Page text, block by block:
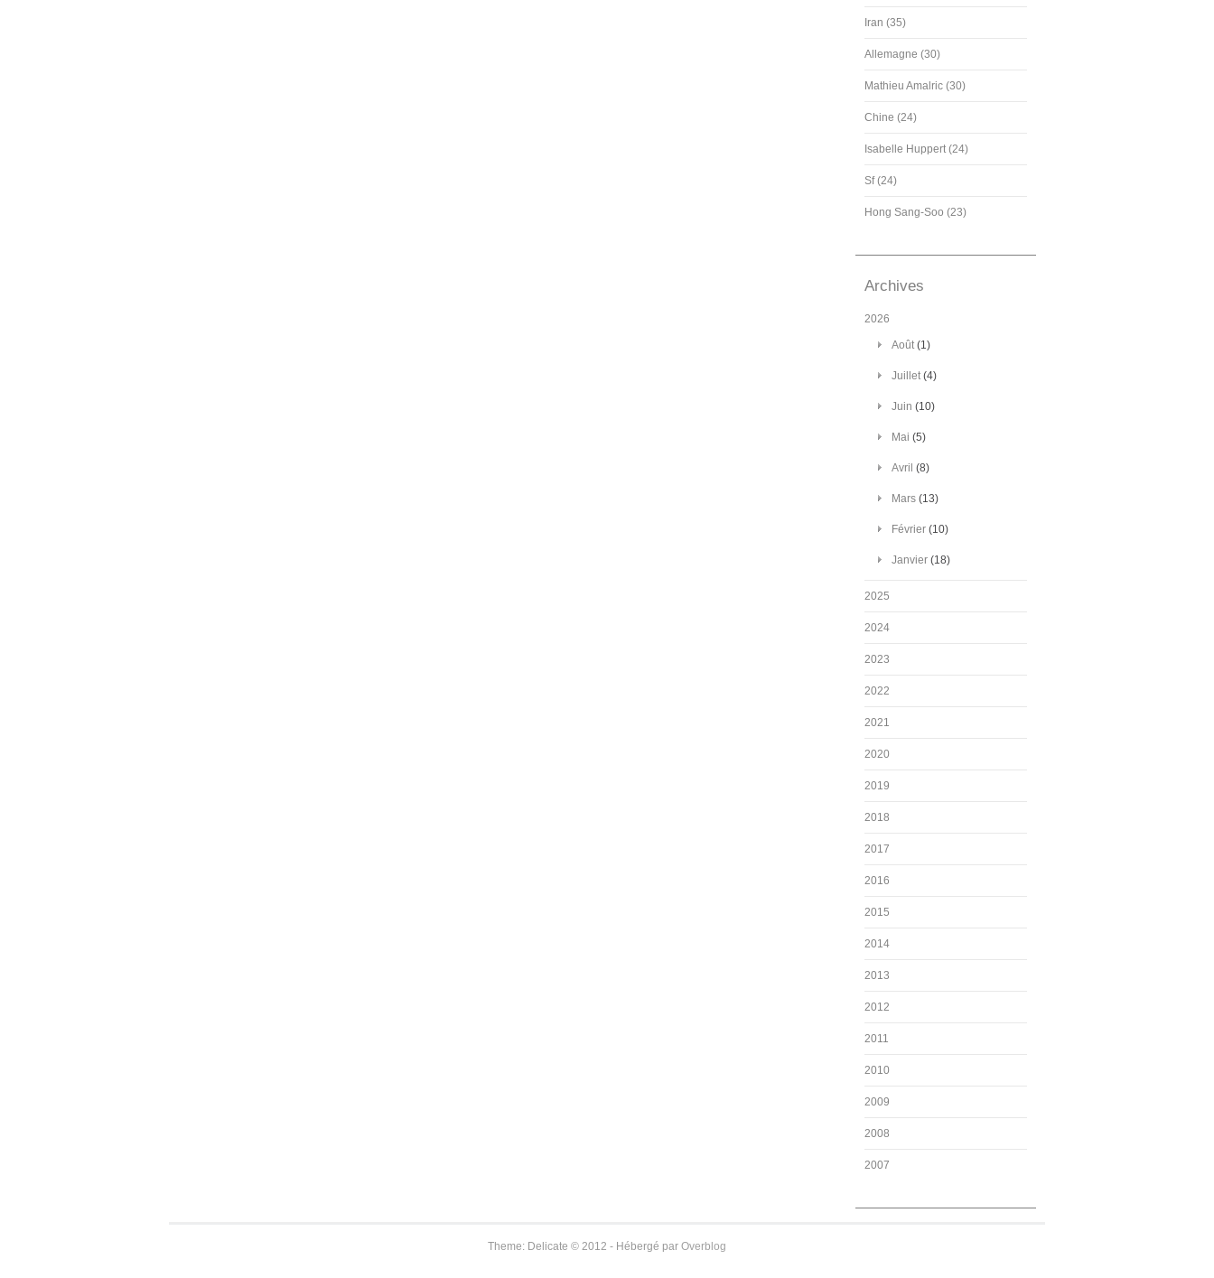
Iran (35)
Allemagne (30)
Mathieu Amalric (30)
Chine (24)
Isabelle Huppert (24)
Sf (24)
Hong Sang-Soo (23)
Archives
2026
Août(1)
Juillet(4)
Juin (10)
Mai (5)
Avril (8)
Mars (13)
Février (10)
Janvier (18)
2025
2024
2023
2022
2021
2020
2019
2018
2017
2016
2015
2014
2013
2012
2011
2010
2009
2008
2007
Theme: Delicate © 2012 - Hébergé par Overblog